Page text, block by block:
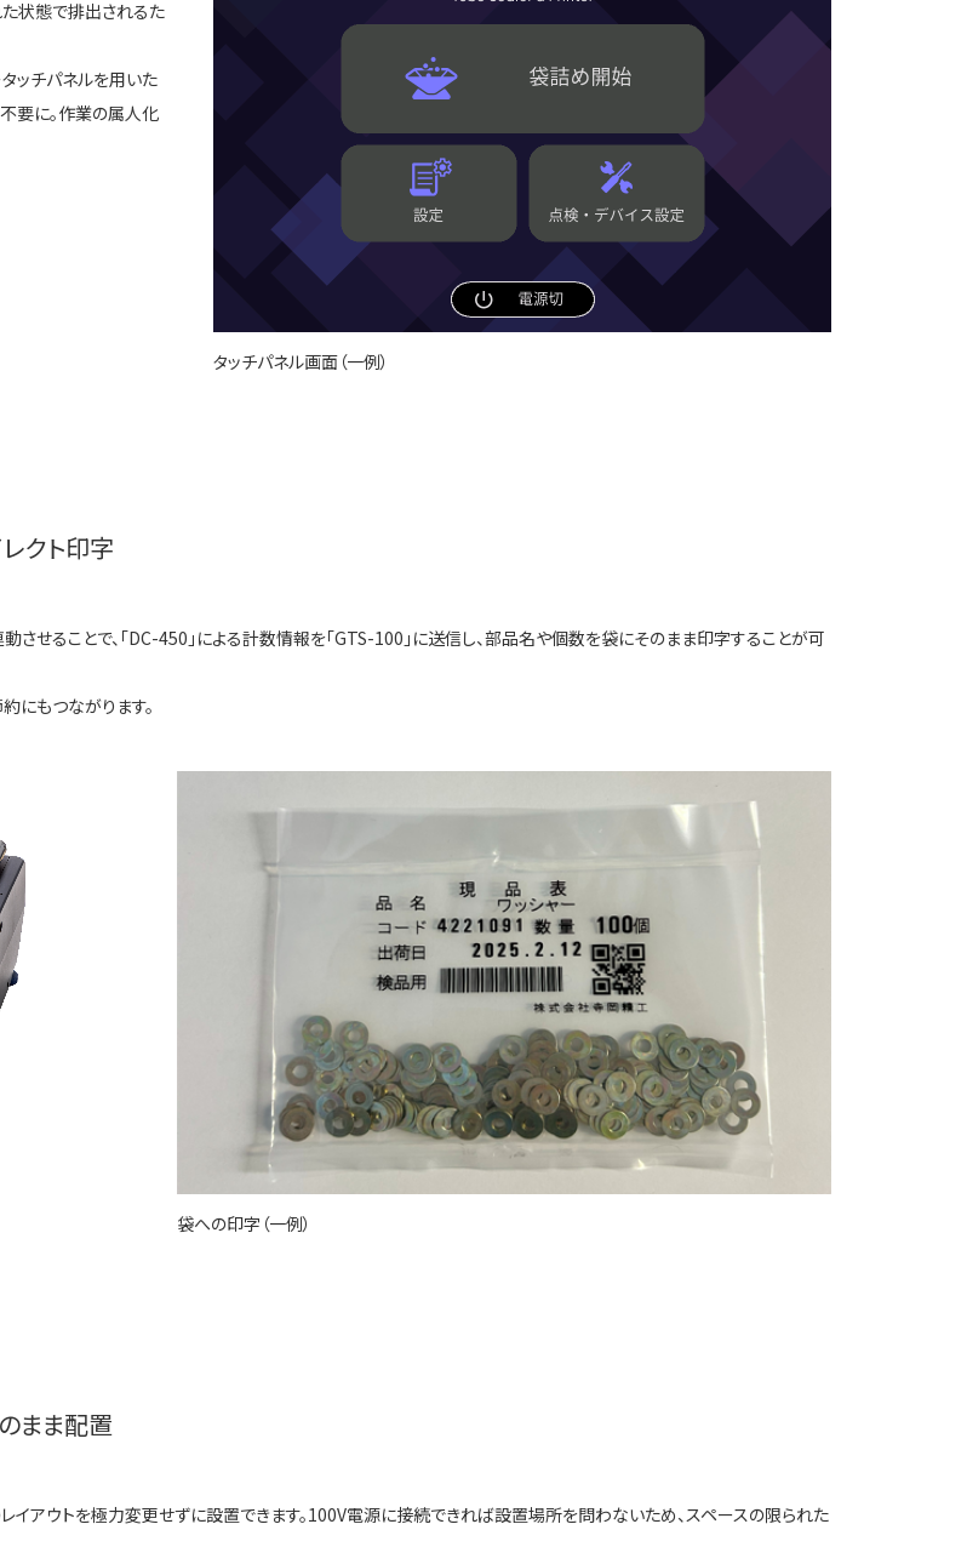
タッチパネル画面（一例）
た状態で排出されるた
ッチパネルを用いた
要に。作業の属人化
クト印字
させることで、「DC-450」による計数情報を「GTS-100」に送信し、部品名や個数を袋にそのまま印字することが可
にもつながります。
袋への印字（一例）
まま配置
アウトを極力変更せずに設置できます。100V電源に接続できれば設置場所を問わないため、スペースの限られた